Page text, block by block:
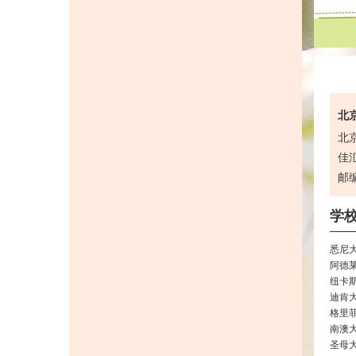
北
北
佳
邮
学
悉尼
阿德
纽卡
迪肯
格里
南澳
圣母